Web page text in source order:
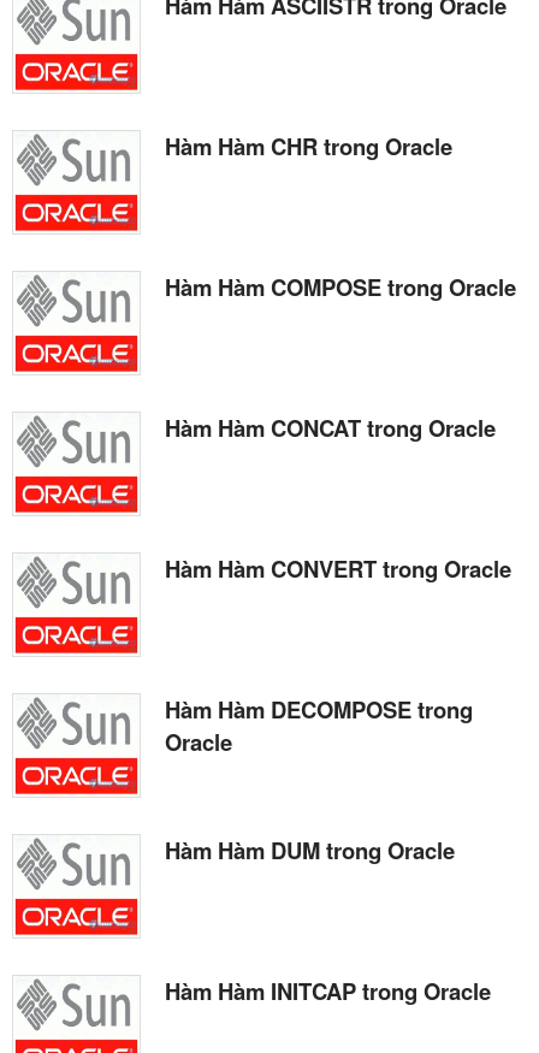
Hàm Hàm CHR trong Oracle
Hàm Hàm COMPOSE trong Oracle
Hàm Hàm CONCAT trong Oracle
Hàm Hàm CONVERT trong Oracle
Hàm Hàm DECOMPOSE trong
Oracle
Hàm Hàm DUM trong Oracle
Hàm Hàm INITCAP trong Oracle